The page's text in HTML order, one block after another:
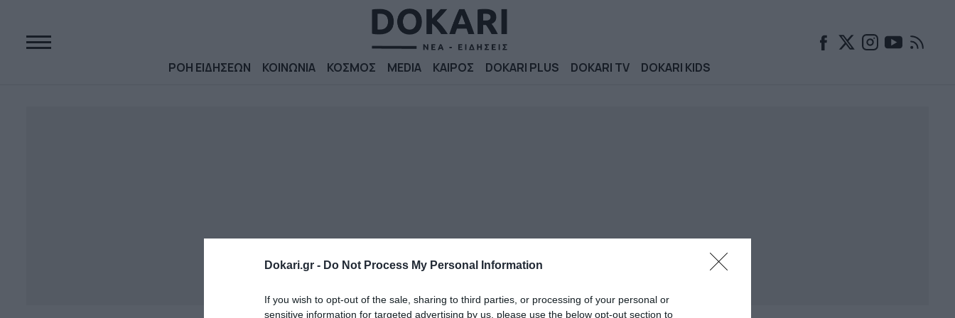
Dokari.gr - Do Not Process My Personal Information
If you wish to opt-out of the sale, sharing to third parties, or processing of your personal or
sensitive information for targeted advertising by us, please use the below opt-out section to
ΡΟΗ ΕΙΔΗΣΕΩΝ ΚΟΙΝΩΝΙΑ ΚΟΣΜΟΣ MEDIA ΚΑΙΡΟΣ DOKARI PLUS DOKARI TV DOKARI KIDS